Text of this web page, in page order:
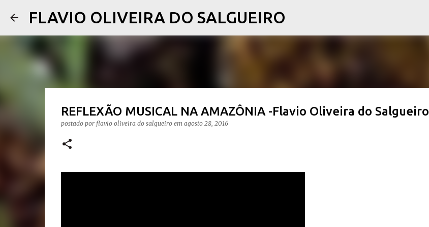
FLAVIO OLIVEIRA DO SALGUEIRO
REFLEXÃO MUSICAL NA AMAZÔNIA -Flavio Oliveira do Salgueiro
postado por flavio oliveira do salgueiro em agosto 28, 2016